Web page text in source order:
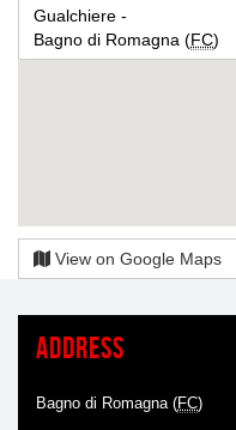
Gualchiere -
Bagno di Romagna (FC)
View on Google Maps
Address
Bagno di Romagna (FC)